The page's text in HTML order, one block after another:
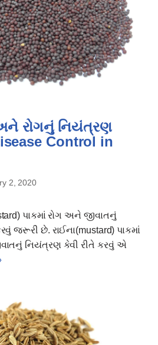
રોગનું નિયંત્રણ
Control in
2, 2020
પાકમાં રોગ અને જીવાતનું
જરૂરી છે. રાઈના(mustard) પાકમાં
નિયંત્રણ કેવી રીતે કરવું એ